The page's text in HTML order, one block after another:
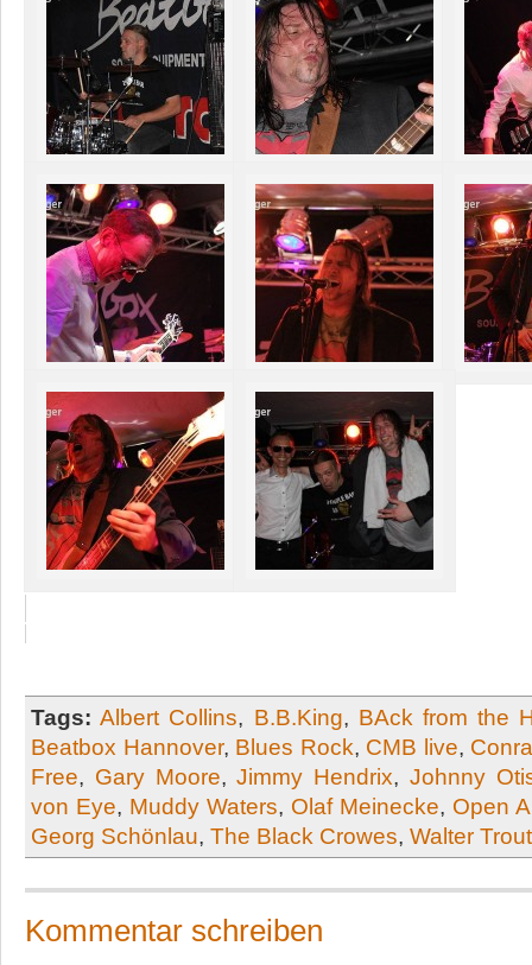
Tags: Albert Collins, B.B.King, BAck from the
Beatbox Hannover, Blues Rock, CMB live,
Free, Gary Moore,Jimmy Hendrix, Johnny
von Eye, Muddy Waters, Olaf Meinecke, Open
Georg Schönlau, The Black Crowes, Walter Trout
Kommentar schreiben